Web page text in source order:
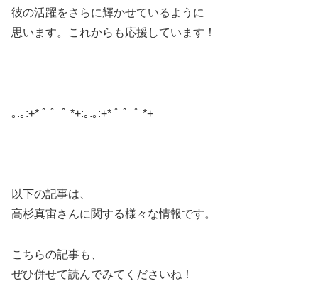
彼の活躍をさらに輝かせているように
思います。これからも応援しています！
｡.｡:+* ﾟ ゜ﾟ *+:｡.｡:+* ﾟ ゜ﾟ *+
以下の記事は、
高杉真宙さんに関する様々な情報です。
こちらの記事も、
ぜひ併せて読んでみてくださいね！